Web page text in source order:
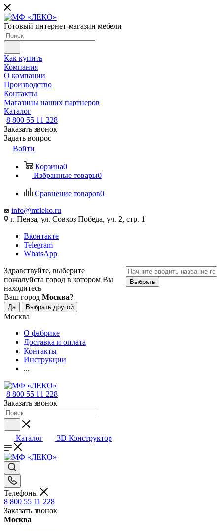
Готовый интернет-магазин мебели
Как купить
Компания
О компании
Производство
Контакты
Магазины наших партнеров
Каталог
8 800 55 11 228
Заказать звонок
Задать вопрос
Войти
Корзина0
Избранные товары0
Сравнение товаров0
info@mfleko.ru
г. Пенза, ул. Совхоз Победа, уч. 2, стр. 1
Вконтакте
Telegram
WhatsApp
Здравствуйте, выберите
пожалуйста город в котором Вы
находитесь
Ваш город Москва?
Да Выбрать другой
Выбрать
Москва
О фабрике
Доставка и оплата
Контакты
Инструкции
...
8 800 55 11 228
Заказать звонок
Каталог 3D Конструктор
Телефоны
8 800 55 11 228
Заказать звонок
Москва